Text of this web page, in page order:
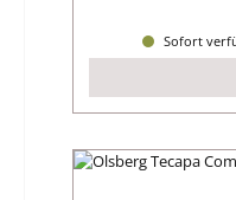
Sofort